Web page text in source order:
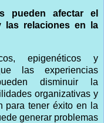
pueden afectar el
las relaciones en la
epigenéticos y
las experiencias
disminuir la
organizativas y
para tener éxito en la
generar problemas